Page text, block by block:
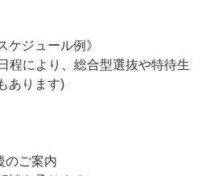
ケジュール例》
程により、総合型選抜や特待生
あります)
のご案内